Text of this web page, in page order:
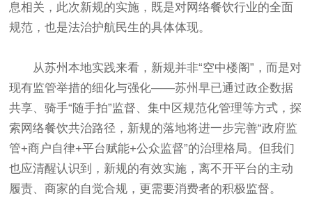
息相关，此次新规的实施，既是对网络餐饮行业的全面
规范，也是法治护航民生的具体体现。
从苏州本地实践来看，新规并非“空中楼阁”，而是对
现有监管举措的细化与强化——苏州早已通过政企数据
共享、骑手“随手拍”监督、集中区规范化管理等方式，探
索网络餐饮共治路径，新规的落地将进一步完善“政府监
管+商户自律+平台赋能+公众监督”的治理格局。但我们
也应清醒认识到，新规的有效实施，离不开平台的主动
履责、商家的自觉合规，更需要消费者的积极监督。